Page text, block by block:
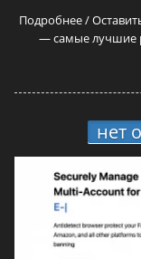
Подробнее /
— самые лучшие
нет